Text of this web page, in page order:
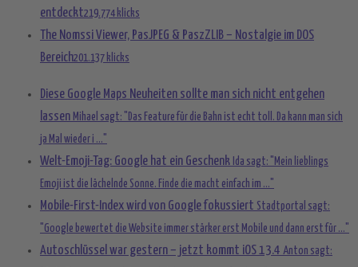
entdeckt219.774 klicks
The Nomssi Viewer, PasJPEG & PaszZLIB – Nostalgie im DOS
Bereich201.137 klicks
Diese Google Maps Neuheiten sollte man sich nicht entgehen
lassen Mihael sagt: "Das Feature für die Bahn ist echt toll. Da kann man sich
ja Mal wieder i ..."
Welt-Emoji-Tag: Google hat ein Geschenk Ida sagt: "Mein lieblings
Emoji ist die lächelnde Sonne. Finde die macht einfach im ..."
Mobile-First-Index wird von Google fokussiert Stadtportal sagt:
"Google bewertet die Website immer stärker erst Mobile und dann erst für ..."
Autoschlüssel war gestern – jetzt kommt iOS 13.4 Anton sagt: